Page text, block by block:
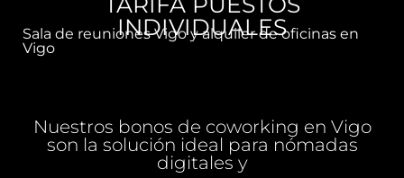
INDIVIDUALES
Sala de reuniones Vigo y alquiler de oficinas en
Vigo
Nuestros bonos de coworking en Vigo
son la solución ideal para nómadas
digitales y